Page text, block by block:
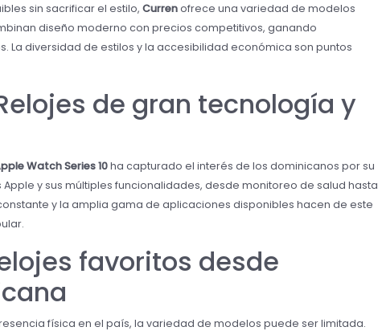
sin sacrificar el estilo, Currenofrece una variedad de modelos
diseño moderno con precios competitivos, ganando
La diversidad de estilos y la accesibilidad económica son puntos
de gran tecnología y
Watch Series 10ha capturado el interés de los dominicanos por su
y sus múltiples funcionalidades, desde monitoreo de salud hasta
y la amplia gama de aplicaciones disponibles hacen de este
favoritos desde
física en el país, la variedad de modelos puede ser limitada.